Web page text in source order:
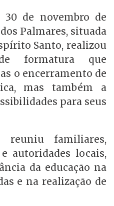
de novembro de
Palmares, situada
Santo, realizou
formatura que
o encerramento de
mas também a
para seus
reuniu familiares,
autoridades locais,
da educação na
e na realização de